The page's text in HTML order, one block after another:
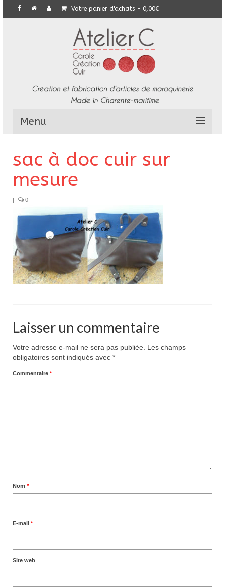
Votre panier d'achats - 0,00€
Menu
L’Atelier
E-Boutique
Pour acheter
Contact
sac à doc cuir sur
mesure
| 0
Laisser un commentaire
Votre adresse e-mail ne sera pas publiée.
Les champs
obligatoires sont indiqués avec *
Commentaire *
Nom *
E-mail *
Site web